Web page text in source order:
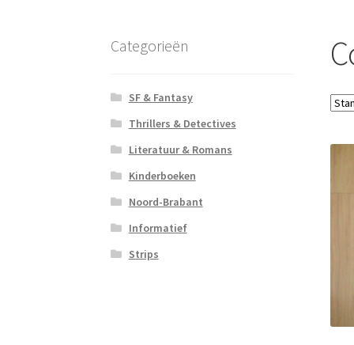
Categorieën
SF & Fantasy
Thrillers & Detectives
Literatuur & Romans
Kinderboeken
Noord-Brabant
Informatief
Strips